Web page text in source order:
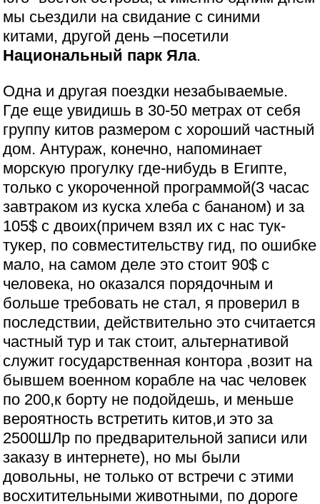
мы сьездили на свидание с синими
китами, другой день –посетили
Национальный парк Яла.
Одна и другая поездки незабываемые.
Где еще увидишь в 30-50 метрах от себя
группу китов размером с хороший частный
дом. Антураж, конечно, напоминает
морскую прогулку где-нибудь в Египте,
только с укороченной программой(3 часас
завтраком из куска хлеба с бананом) и за
105$ с двоих(причем взял их с нас тук-
тукер, по совместительству гид, по ошибке
мало, на самом деле это стоит 90$ с
человека, но оказался порядочным и
больше требовать не стал, я проверил в
последствии, действительно это считается
частный тур и так стоит, альтернативой
служит государственная контора ,возит на
бывшем военном корабле на час человек
по 200,к борту не подойдешь, и меньше
вероятность встретить китов,и это за
2500ШЛр по предварительной записи или
заказу в интернете), но мы были
довольны, не только от встречи с этими
восхитительными животными, по дороге